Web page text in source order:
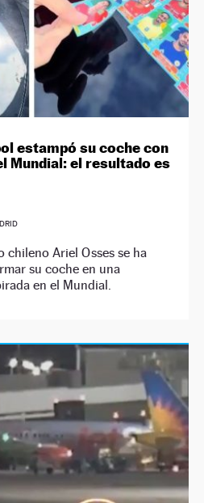
estampó su coche con
Mundial: el resultado es
chileno Ariel Osses se ha
su coche en una
en el Mundial.